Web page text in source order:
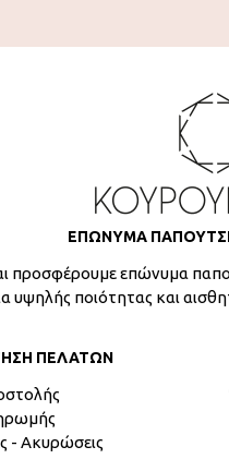
ΕΠΩΝΥΜΑ
προσφέρουμε επώνυμα
υψηλής ποιότητας και
ΠΕΛΑΤΩΝ
- Ακυρώσεις